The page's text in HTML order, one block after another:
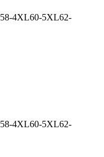
58-4XL60-5XL62-
58-4XL60-5XL62-